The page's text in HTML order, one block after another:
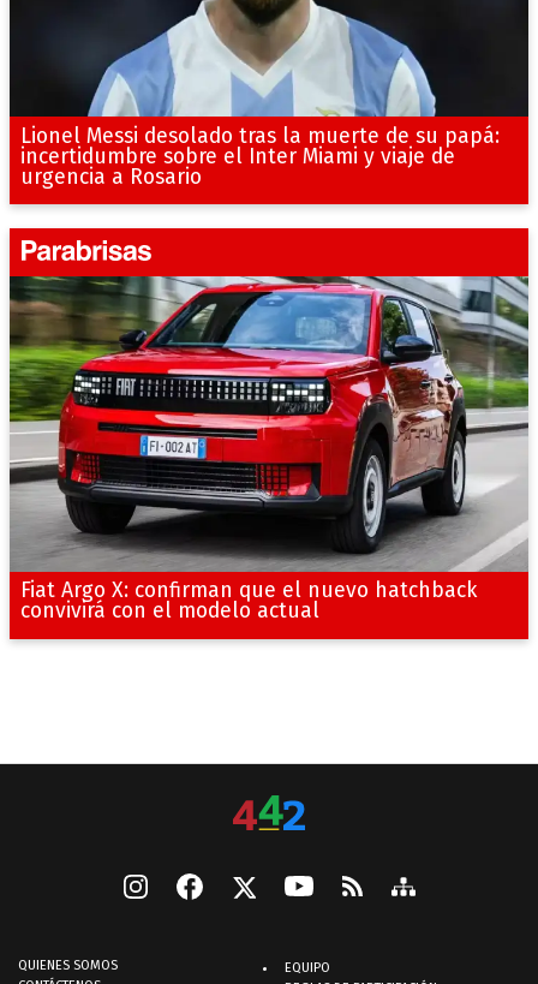
Lionel Messi desolado tras la muerte de su papá:
incertidumbre sobre el Inter Miami y viaje de
urgencia a Rosario
Fiat Argo X: confirman que el nuevo hatchback
convivirá con el modelo actual
QUIENES SOMOS
EQUIPO